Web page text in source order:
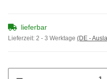
lieferbar
Lieferzeit: 2 - 3 Werktage (DE -